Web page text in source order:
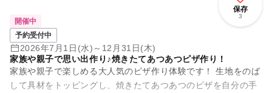
保存
3
開催中
予約受付中
2026年7月1日(水)～12月31日(木)
家族や親子で思い出作り♪焼きたてあつあつピザ作り！
家族や親子で楽しめる大人気のピザ作り体験です！ 生地をのば
して具材をトッピングし、焼きたてあつあつのピザを自分の手